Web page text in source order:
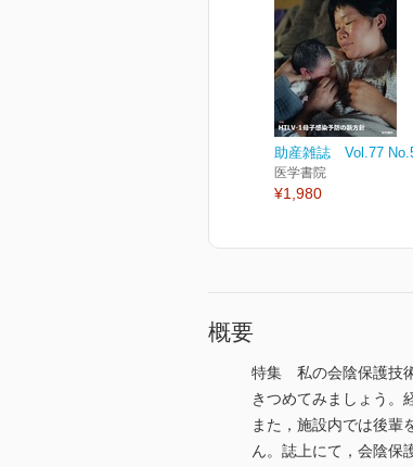
助産雑誌 Vol.77
医学書院
¥1,980
概要
特集 私の会陰保護技
きつめてみましょう。
また，施設内では後輩
ん。誌上にて，会陰保